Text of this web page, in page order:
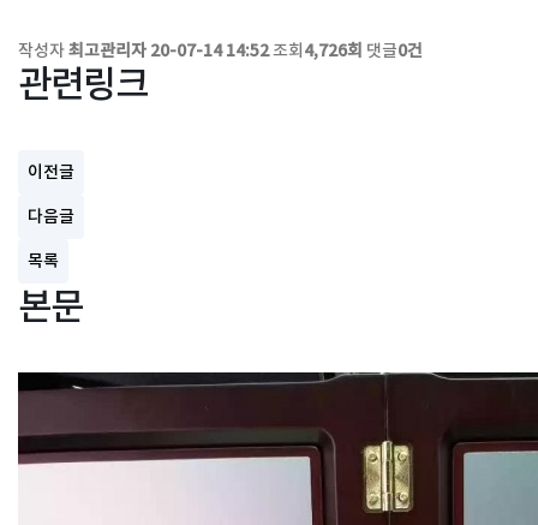
작성자최고관리자 20-07-14 14:52조회 4,726회 댓글0건
관련링크
이전글
다음글
목록
본문